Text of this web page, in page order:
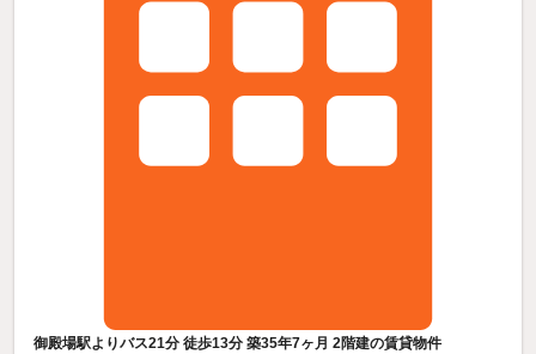
御殿場駅よりバス21分 徒歩13分 築35年7ヶ月 2階建の賃貸物件